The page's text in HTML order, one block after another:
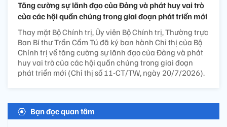
Tăng cường sự lãnh đạo của Đảng và phát huy vai trò
của các hội quần chúng trong giai đoạn phát triển mới
Thay mặt Bộ Chính trị, Ủy viên Bộ Chính trị, Thường trực
Ban Bí thư Trần Cẩm Tú đã ký ban hành Chỉ thị của Bộ
Chính trị về tăng cường sự lãnh đạo của Đảng và phát
huy vai trò của các hội quần chúng trong giai đoạn
phát triển mới (Chỉ thị số 11-CT/TW, ngày 20/7/2026).
Bạn đọc quan tâm